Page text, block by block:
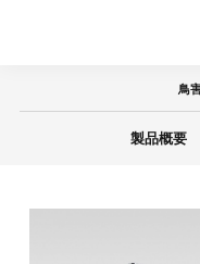
鳥
製品概要